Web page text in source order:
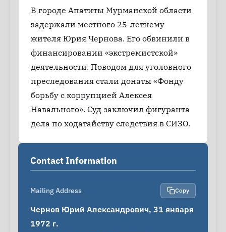
В городе Апатиты Мурманской области
задержали местного 25-летнему
жителя Юрия Чернова. Его обвинили в
финансировании «экстремистской»
деятельности. Поводом для уголовного
преследования стали донаты «Фонду
борьбу с коррупцией Алексея
Навального». Суд заключил фигуранта
дела по ходатайству следствия в СИЗО.
Contact Information
Mailing Address Copy
Чернов Юрий Александрович, 31 января
1972 г.